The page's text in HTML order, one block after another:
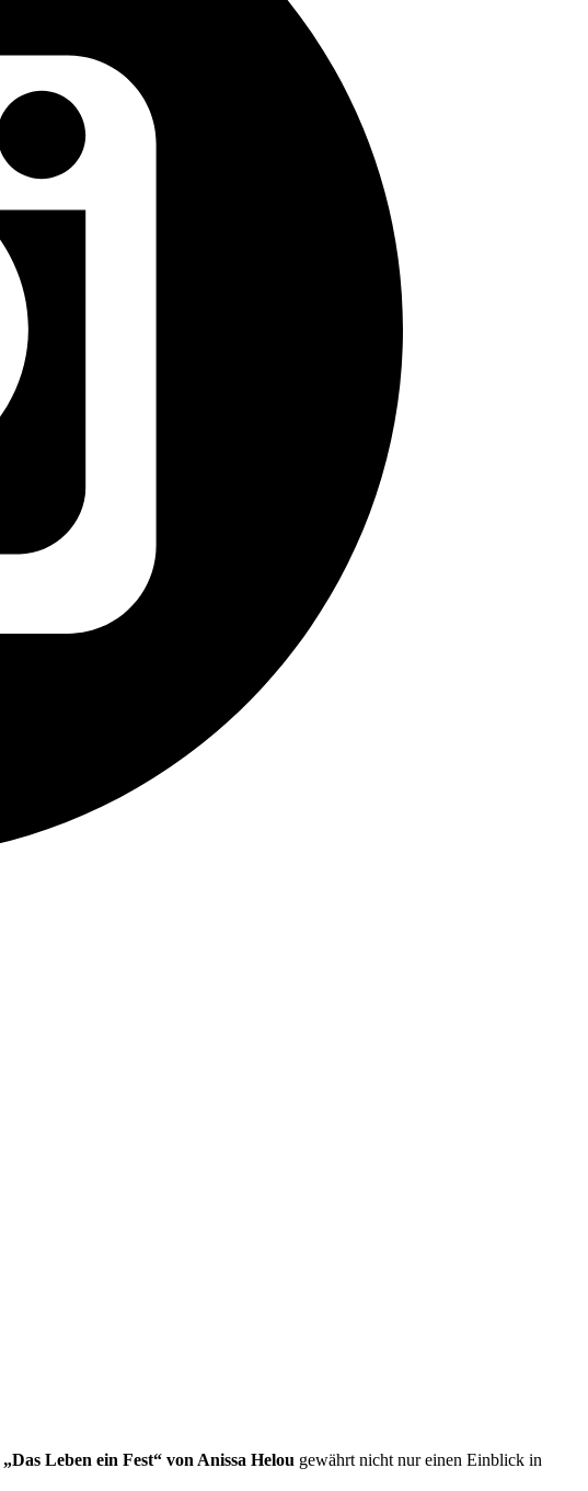
„Das Leben ein Fest“ von Anissa Helou gewährt nicht nur einen Ein­blick in